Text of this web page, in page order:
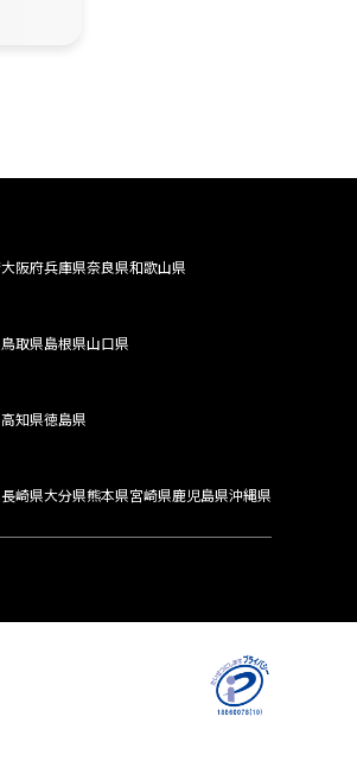
大阪府兵庫県奈良県和歌山県
鳥取県島根県山口県
高知県徳島県
長崎県大分県熊本県宮崎県鹿児島県沖縄県